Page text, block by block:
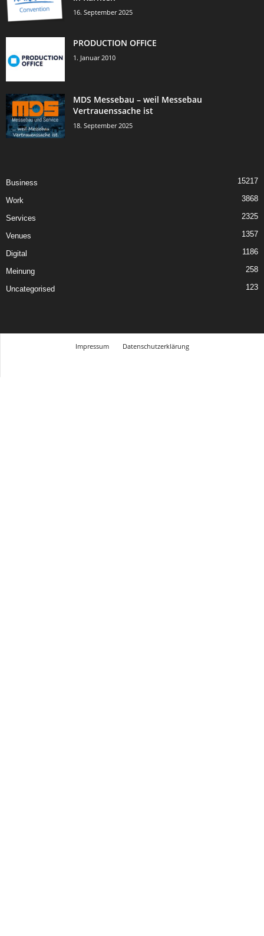
16. September 2025
PRODUCTION OFFICE
1. Januar 2010
MDS Messebau – weil Messebau
Vertrauenssache ist
18. September 2025
Business 15217
Work 3868
Services 2325
Venues 1357
Digital 1186
Meinung 258
Uncategorised 123
Impressum
Datenschutzerklärung